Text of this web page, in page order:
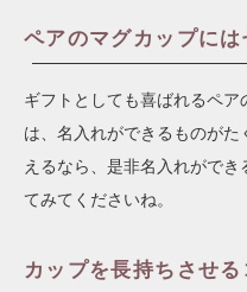
ペアのマグカップには
ギフトとしても喜ばれるペ
は、名入れができるものが
えるなら、是非名入れがで
てみてくださいね。
カップを長持ちさせる